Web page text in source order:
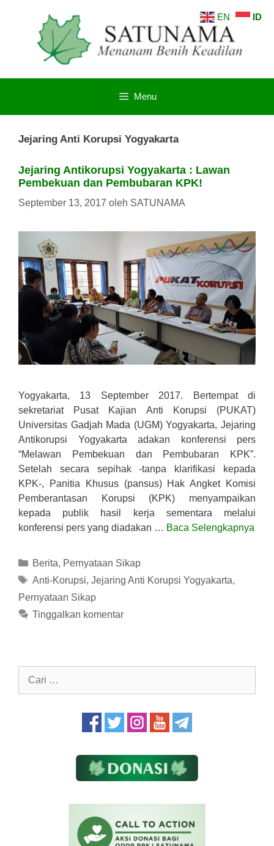
Menu
Jejaring Anti Korupsi Yogyakarta
Jejaring Antikorupsi Yogyakarta : Lawan
Pembekuan dan Pembubaran KPK!
September 13, 2017 oleh SATUNAMA
Yogyakarta, 13 September 2017. Bertempat di
sekretariat Pusat Kajian Anti Korupsi (PUKAT)
Universitas Gadjah Mada (UGM) Yogyakarta, Jejaring
Antikorupsi Yogyakarta adakan konferensi pers
“Melawan Pembekuan dan Pembubaran KPK”.
Setelah secara sepihak -tanpa klarifikasi kepada
KPK-, Panitia Khusus (pansus) Hak Angket Komisi
Pemberantasan Korupsi (KPK) menyampaikan
kepada publik hasil kerja sementara melalui
konferensi pers yang diadakan … Baca Selengkapnya
Kategori
Berita, Pernyataan Sikap
Tag
Anti-Korupsi, Jejaring Anti Korupsi Yogyakarta,
Pernyataan Sikap
Tinggalkan komentar
Cari
EN ID